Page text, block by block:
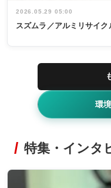
2026.05.29 05:00
スズムラ／アルミリサイク
環
特集・インタ